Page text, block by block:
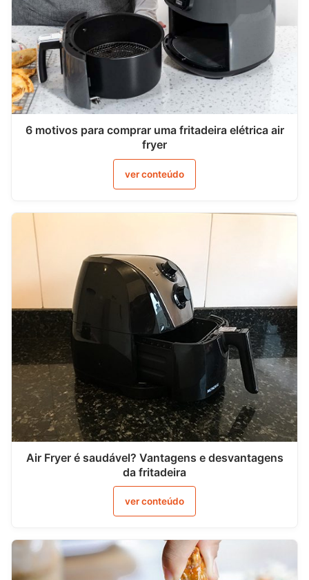
6 motivos para comprar uma fritadeira elétrica air
fryer
ver conteúdo
Air Fryer é saudável? Vantagens e desvantagens
da fritadeira
ver conteúdo